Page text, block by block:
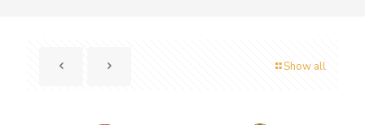
Show all